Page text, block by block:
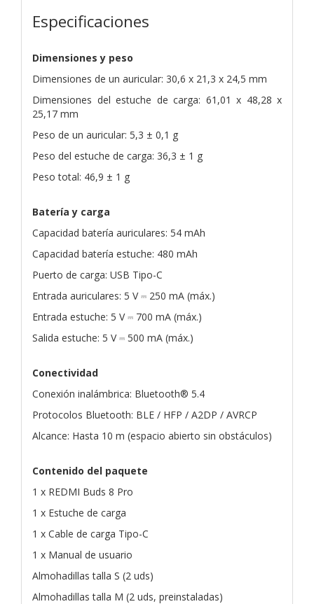
Especificaciones
Dimensiones y peso
Dimensiones de un auricular: 30,6 x 21,3 x 24,5 mm
Dimensiones del estuche de carga: 61,01 x 48,28 x
25,17 mm
Peso de un auricular: 5,3 ± 0,1 g
Peso del estuche de carga: 36,3 ± 1 g
Peso total: 46,9 ± 1 g
Batería y carga
Capacidad batería auriculares: 54 mAh
Capacidad batería estuche: 480 mAh
Puerto de carga: USB Tipo-C
Entrada auriculares: 5 V ⎓ 250 mA (máx.)
Entrada estuche: 5 V ⎓ 700 mA (máx.)
Salida estuche: 5 V ⎓ 500 mA (máx.)
Conectividad
Conexión inalámbrica: Bluetooth® 5.4
Protocolos Bluetooth: BLE / HFP / A2DP / AVRCP
Alcance: Hasta 10 m (espacio abierto sin obstáculos)
Contenido del paquete
1 x REDMI Buds 8 Pro
1 x Estuche de carga
1 x Cable de carga Tipo-C
1 x Manual de usuario
Almohadillas talla S (2 uds)
Almohadillas talla M (2 uds, preinstaladas)